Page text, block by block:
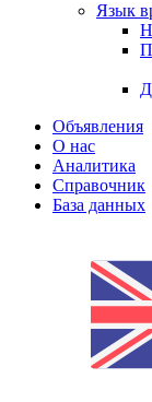
Язык
Объявления
О нас
Аналитика
Справочник
База данных